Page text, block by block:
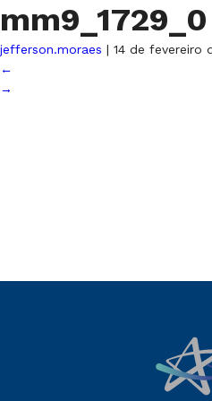
mm9_1729_0
jefferson.moraes | 14 de fevereiro
←
→